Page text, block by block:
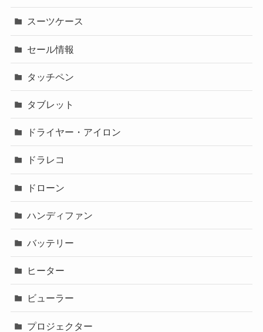
スーツケース
セール情報
タッチペン
タブレット
ドライヤー・アイロン
ドラレコ
ドローン
ハンディファン
バッテリー
ヒーター
ビューラー
プロジェクター